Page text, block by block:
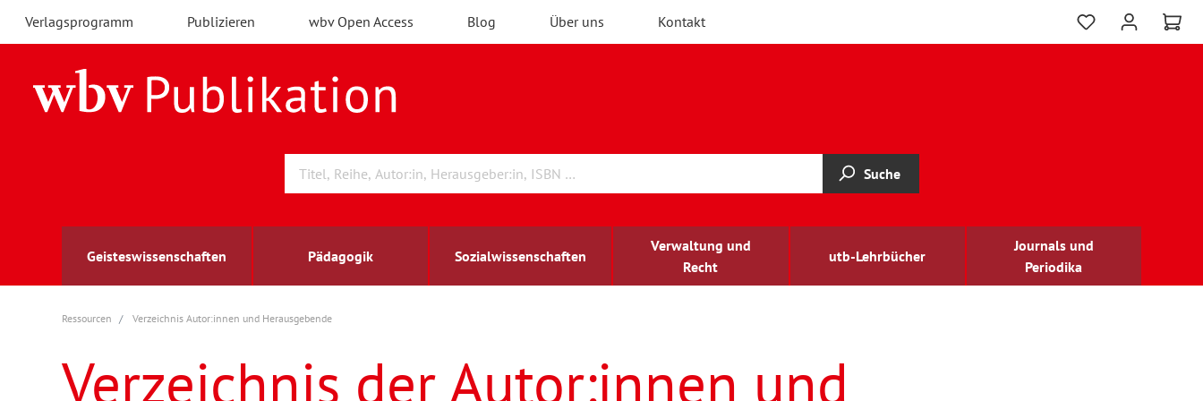
Verlagsprogramm Publizieren wbv Open Access Blog Über uns Kontakt
Suche
Geisteswissenschaften Pädagogik Sozialwissenschaften
Verwaltung und
Recht
utb-Lehrbücher
Journals und
Periodika
Archäologie
Berufs- und Wirtschaftspädagogik
Arbeitsmarktforschung
Außenwirtschaft
berufsbildung
Ressourcen Verzeichnis Autor:innen und Herausgebende
Verzeichnis der Autor:innen und